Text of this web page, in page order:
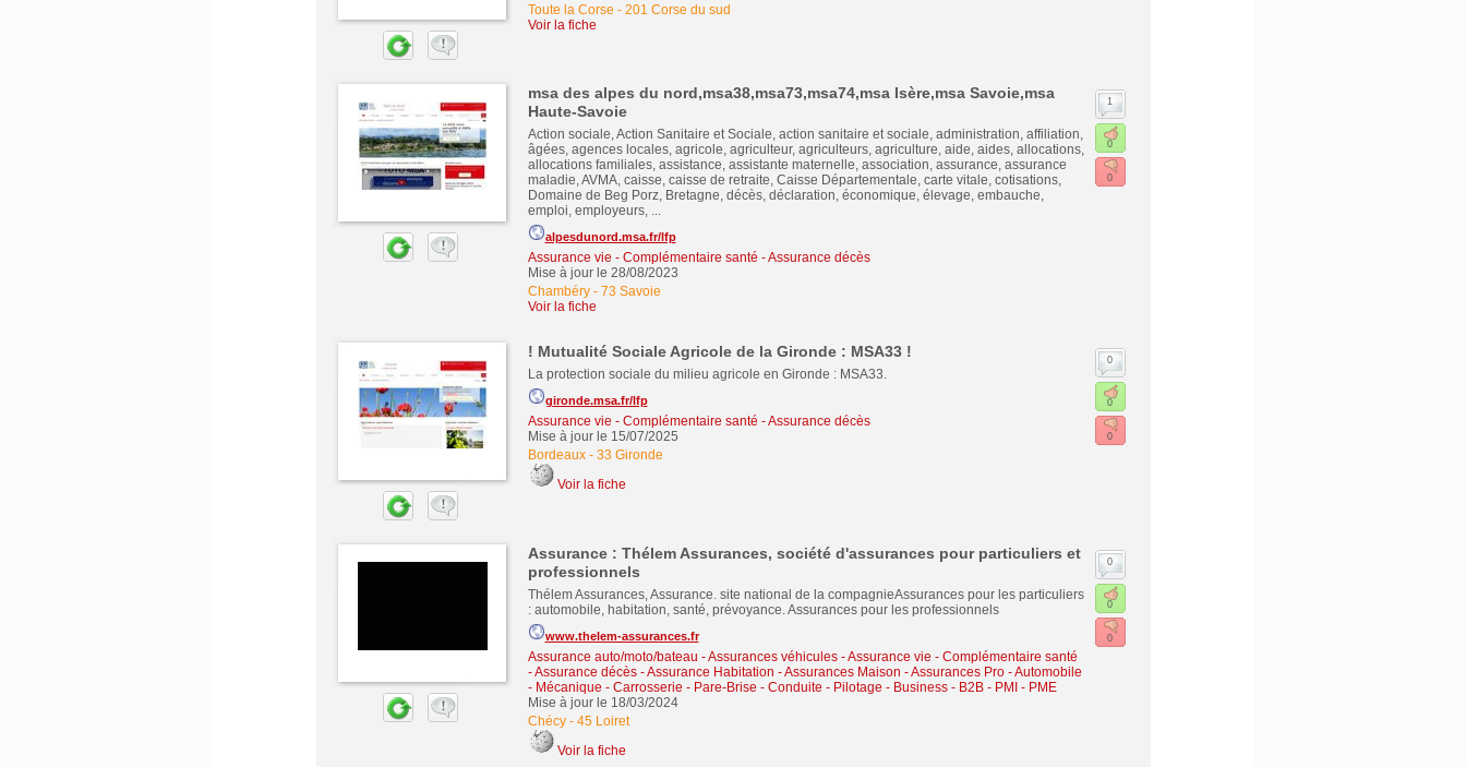
Toute la Corse - 201 Corse du sud
Voir la fiche
msa des alpes du nord,msa38,msa73,msa74,msa Isère,msa Savoie,msa
Haute-Savoie
Action sociale, Action Sanitaire et Sociale, action sanitaire et sociale, administration, affiliation,
âgées, agences locales, agricole, agriculteur, agriculteurs, agriculture, aide, aides, allocations,
allocations familiales, assistance, assistante maternelle, association, assurance, assurance
maladie, AVMA, caisse, caisse de retraite, Caisse Départementale, carte vitale, cotisations,
Domaine de Beg Porz, Bretagne, décès, déclaration, économique, élevage, embauche,
emploi, employeurs, ...
alpesdunord.msa.fr/lfp
Assurance vie - Complémentaire santé - Assurance décès
Mise à jour le 28/08/2023
Chambéry- 73 Savoie
Voir la fiche
1
0
0
! Mutualité Sociale Agricole de la Gironde : MSA33 !
La protection sociale du milieu agricole en Gironde : MSA33.
gironde.msa.fr/lfp
Assurance vie - Complémentaire santé - Assurance décès
Mise à jour le 15/07/2025
Bordeaux- 33 Gironde
Voir la fiche
0
0
0
Assurance : Thélem Assurances, société d'assurances pour particuliers et
professionnels
Thélem Assurances, Assurance. site national de la compagnieAssurances pour les particuliers
: automobile, habitation, santé, prévoyance. Assurances pour les professionnels
www.thelem-assurances.fr
Assurance auto/moto/bateau - Assurances véhicules-Assurance vie - Complémentaire santé
- Assurance décès-Assurance Habitation - Assurances Maison - Assurances Pro-Automobile
- Mécanique - Carrosserie - Pare-Brise - Conduite - Pilotage - Business - B2B - PMI - PME
Mise à jour le 18/03/2024
Chécy- 45 Loiret
Voir la fiche
0
0
0